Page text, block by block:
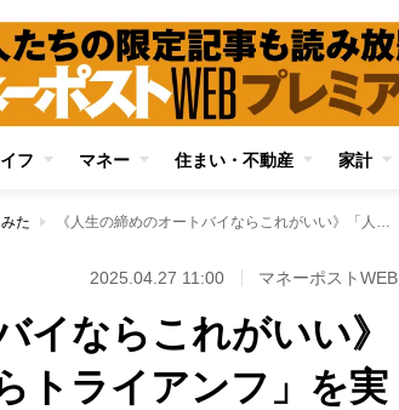
フ マネー 住まい・不動産 家計
た 《人生の締めのオートバイならこれがいい》「人馬一体を味わうならトライアンフ」を実感した「スピードツイン900」の試乗レポート
2025.04.27 11:00 マネーポストWEB
イならこれがいい》
トライアンフ」を実